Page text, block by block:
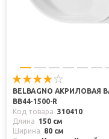
BELBAGNO АКРИЛОВАЯ
BB44-1500-R
Код товара 310410
Длина
150 см
Ширина
80 см